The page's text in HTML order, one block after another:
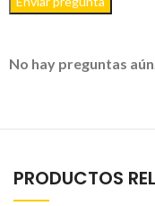
No hay preguntas aún.
PRODUCTOS